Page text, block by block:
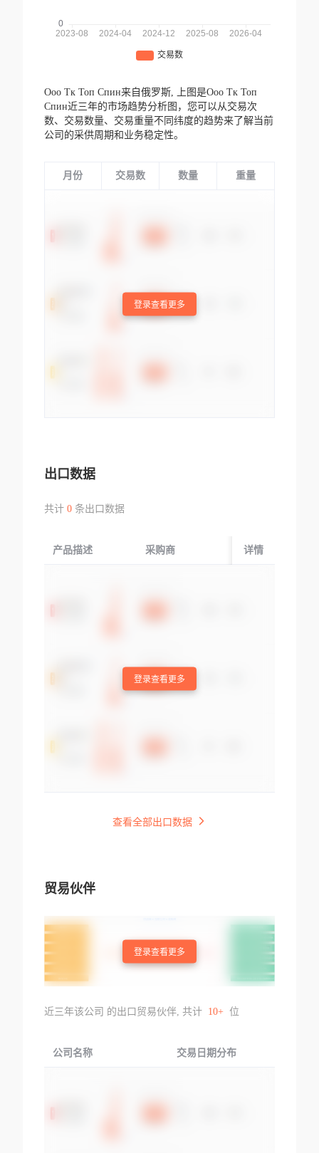
Ооо Тк Топ Спин来自俄罗斯,
上图是Ооо Тк Топ
Спин近三年的市场趋势分析图，您可以从交易次
数、交易数量、交易重量不同纬度的趋势来了解当前
公司的采供周期和业务稳定性。
月份 交易数 数量 重量
登录查看更多
出口数据
共计 0条出口数据
产品描述 采购商 起运国/地区
详情
登录查看更多
查看全部出口数据
贸易伙伴
登录查看更多
近三年该公司 的出口贸易伙伴, 共计 10+ 位
公司名称 交易日期分布